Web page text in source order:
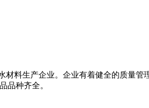
料生产企业。企业有着健全的质量
品种齐全。